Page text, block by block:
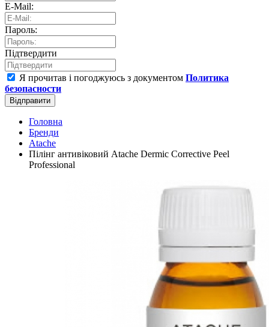
E-Mail:
Пароль:
Підтвердити
Я прочитав і погоджуюсь з документом Политика
безопасности
Відправити
Головна
Бренди
Atache
Пілінг антивіковий Atache Dermic Corrective Peel
Professional